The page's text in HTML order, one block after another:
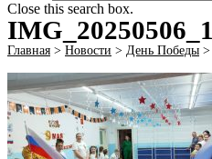
Close this search box.
Главная > Новости > День Победы >